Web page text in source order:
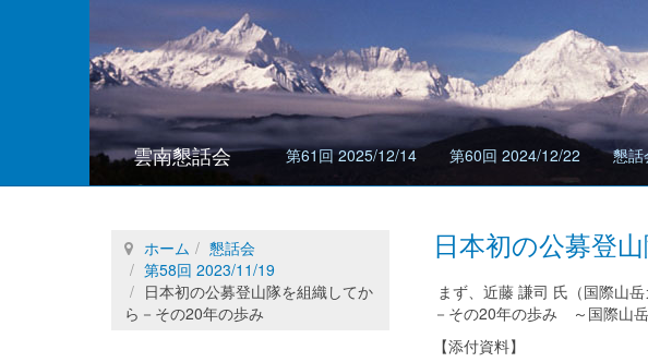
雲南懇話会 第61回 2025/12/14 第60回 2024/12/22 懇話
日本初の公募登
まず、近藤 謙司 氏（国際山
－その20年の歩み ～国際山
【添付資料】
ホーム
懇話会
第58回 2023/11/19
日本初の公募登山隊を組織してか
ら－その20年の歩み